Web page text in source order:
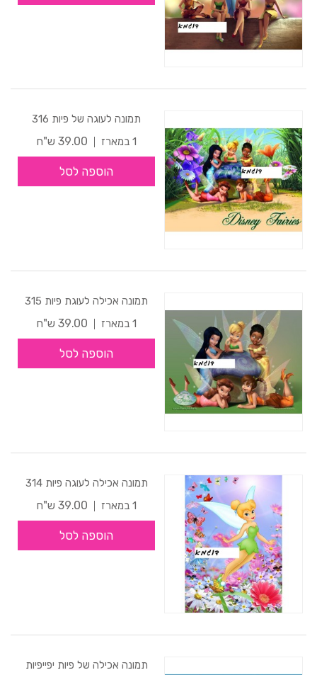
תמונה לעוגה של פיות 316
1 במארז
39.00 ש"ח
הוספה לסל
תמונה אכילה לעוגת פיות 315
1 במארז
39.00 ש"ח
הוספה לסל
תמונה אכילה לעוגה פיות 314
1 במארז
39.00 ש"ח
הוספה לסל
תמונה אכילה של פיות יפייפיות